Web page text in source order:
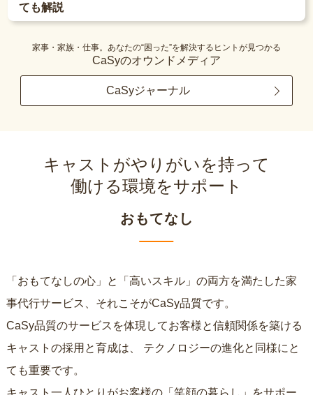
ても解説
家事・家族・仕事。あなたの“困った”を解決するヒントが見つかる
CaSyのオウンドメディア
CaSyジャーナル
キャストがやりがいを持って
働ける環境をサポート
おもてなし
「おもてなしの心」と「高いスキル」の両方を満たした家
事代行サービス、それこそがCaSy品質です。
CaSy品質のサービスを体現してお客様と信頼関係を築ける
キャストの採用と育成は、
ても重要です。
キャスト一人ひとりがお客様の「笑顔の暮らし」をサポー